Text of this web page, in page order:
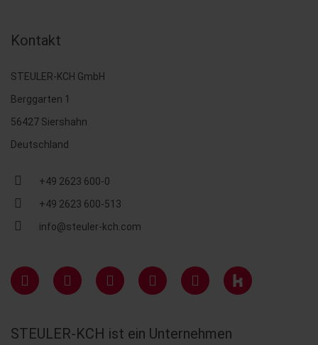
Kontakt
STEULER-KCH GmbH
Berggarten 1
56427 Siershahn
Deutschland
+49 2623 600-0
+49 2623 600-513
info@steuler-kch.com
STEULER-KCH ist ein Unternehmen